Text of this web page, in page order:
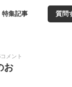
特集記事 質問
コメント
お